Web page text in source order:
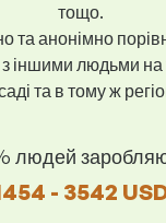
тощо.
та анонімно
іншими людьми на
та в тому ж
людей
- 3542